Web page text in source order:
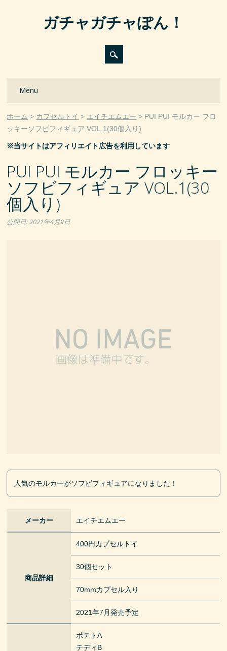
ガチャガチャぽん！
Main menu
Menu
ホーム カプセルトイ エイチエムエー
PUI PUI モルカー フロ
ッキーソフビフィギュア VOL.1(30個入り)
※当サイトはアフィリエイト広告を利用しています
PUI PUI モルカー フロッキー
ソフビフィギュア VOL.1(30
個入り)
公開日:2021年4月9日
人気のモルカーがソフビフィギュアになりました！
メーカー エイチエムエー
商品詳細
400円カプセルトイ
30個セット
70mmカプセル入り
2021年7月発売予定
ポテトA
テディB